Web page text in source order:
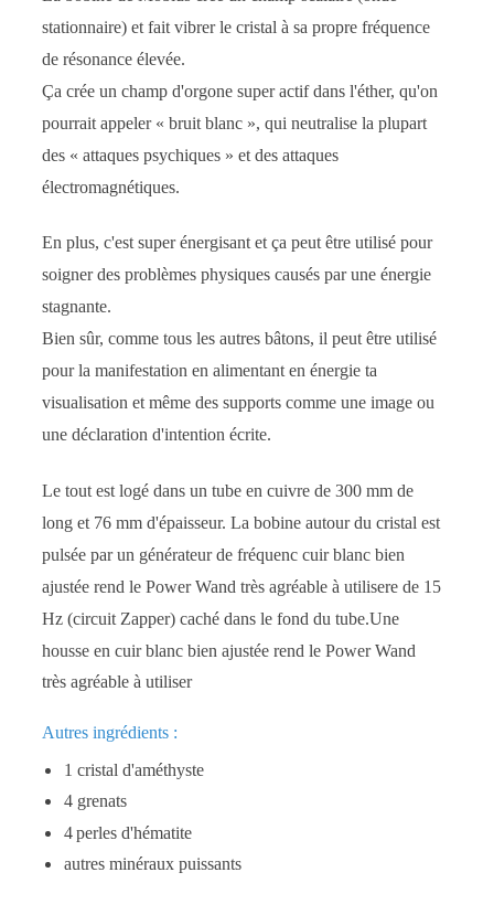
stationnaire) et fait vibrer le cristal à sa propre fréquence
de résonance élevée.
Ça crée un champ d'orgone super actif dans l'éther, qu'on
pourrait appeler « bruit blanc », qui neutralise la plupart
des « attaques psychiques » et des attaques
électromagnétiques.
En plus, c'est super énergisant et ça peut être utilisé pour
soigner des problèmes physiques causés par une énergie
stagnante.
Bien sûr, comme tous les autres bâtons, il peut être utilisé
pour la manifestation en alimentant en énergie ta
visualisation et même des supports comme une image ou
une déclaration d'intention écrite.
Le tout est logé dans un tube en cuivre de 300 mm de
long et 76 mm d'épaisseur. La bobine autour du cristal est
pulsée par un générateur de fréquenc cuir blanc bien
ajustée rend le Power Wand très agréable à utilisere de 15
Hz (circuit Zapper) caché dans le fond du tube.Une
housse en cuir blanc bien ajustée rend le Power Wand
très agréable à utiliser
Autres ingrédients :
1 cristal d'améthyste
4 grenats
4perles d'hématite
autres minéraux puissants